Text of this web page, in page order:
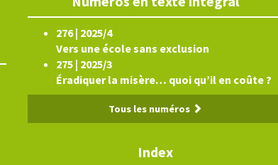
276 | 2025/4
Vers une école sans exclusion
275 | 2025/3
Éradiquer la misère… quoi qu’il en coûte ?
Tous les numéros
Index